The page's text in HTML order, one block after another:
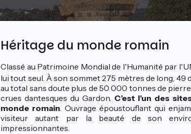
Héritage du monde romain
Classé au Patrimoine Mondial de l'Humanité par
lui tout seul. À son sommet 275 mètres de long,
au total sans doute plus de 50 000 tonnes de
crues dantesques du Gardon. C’est l’un des
monde romain. Ouvrage époustouflant qui
visiteur autant par la beauté de son
impressionnantes.